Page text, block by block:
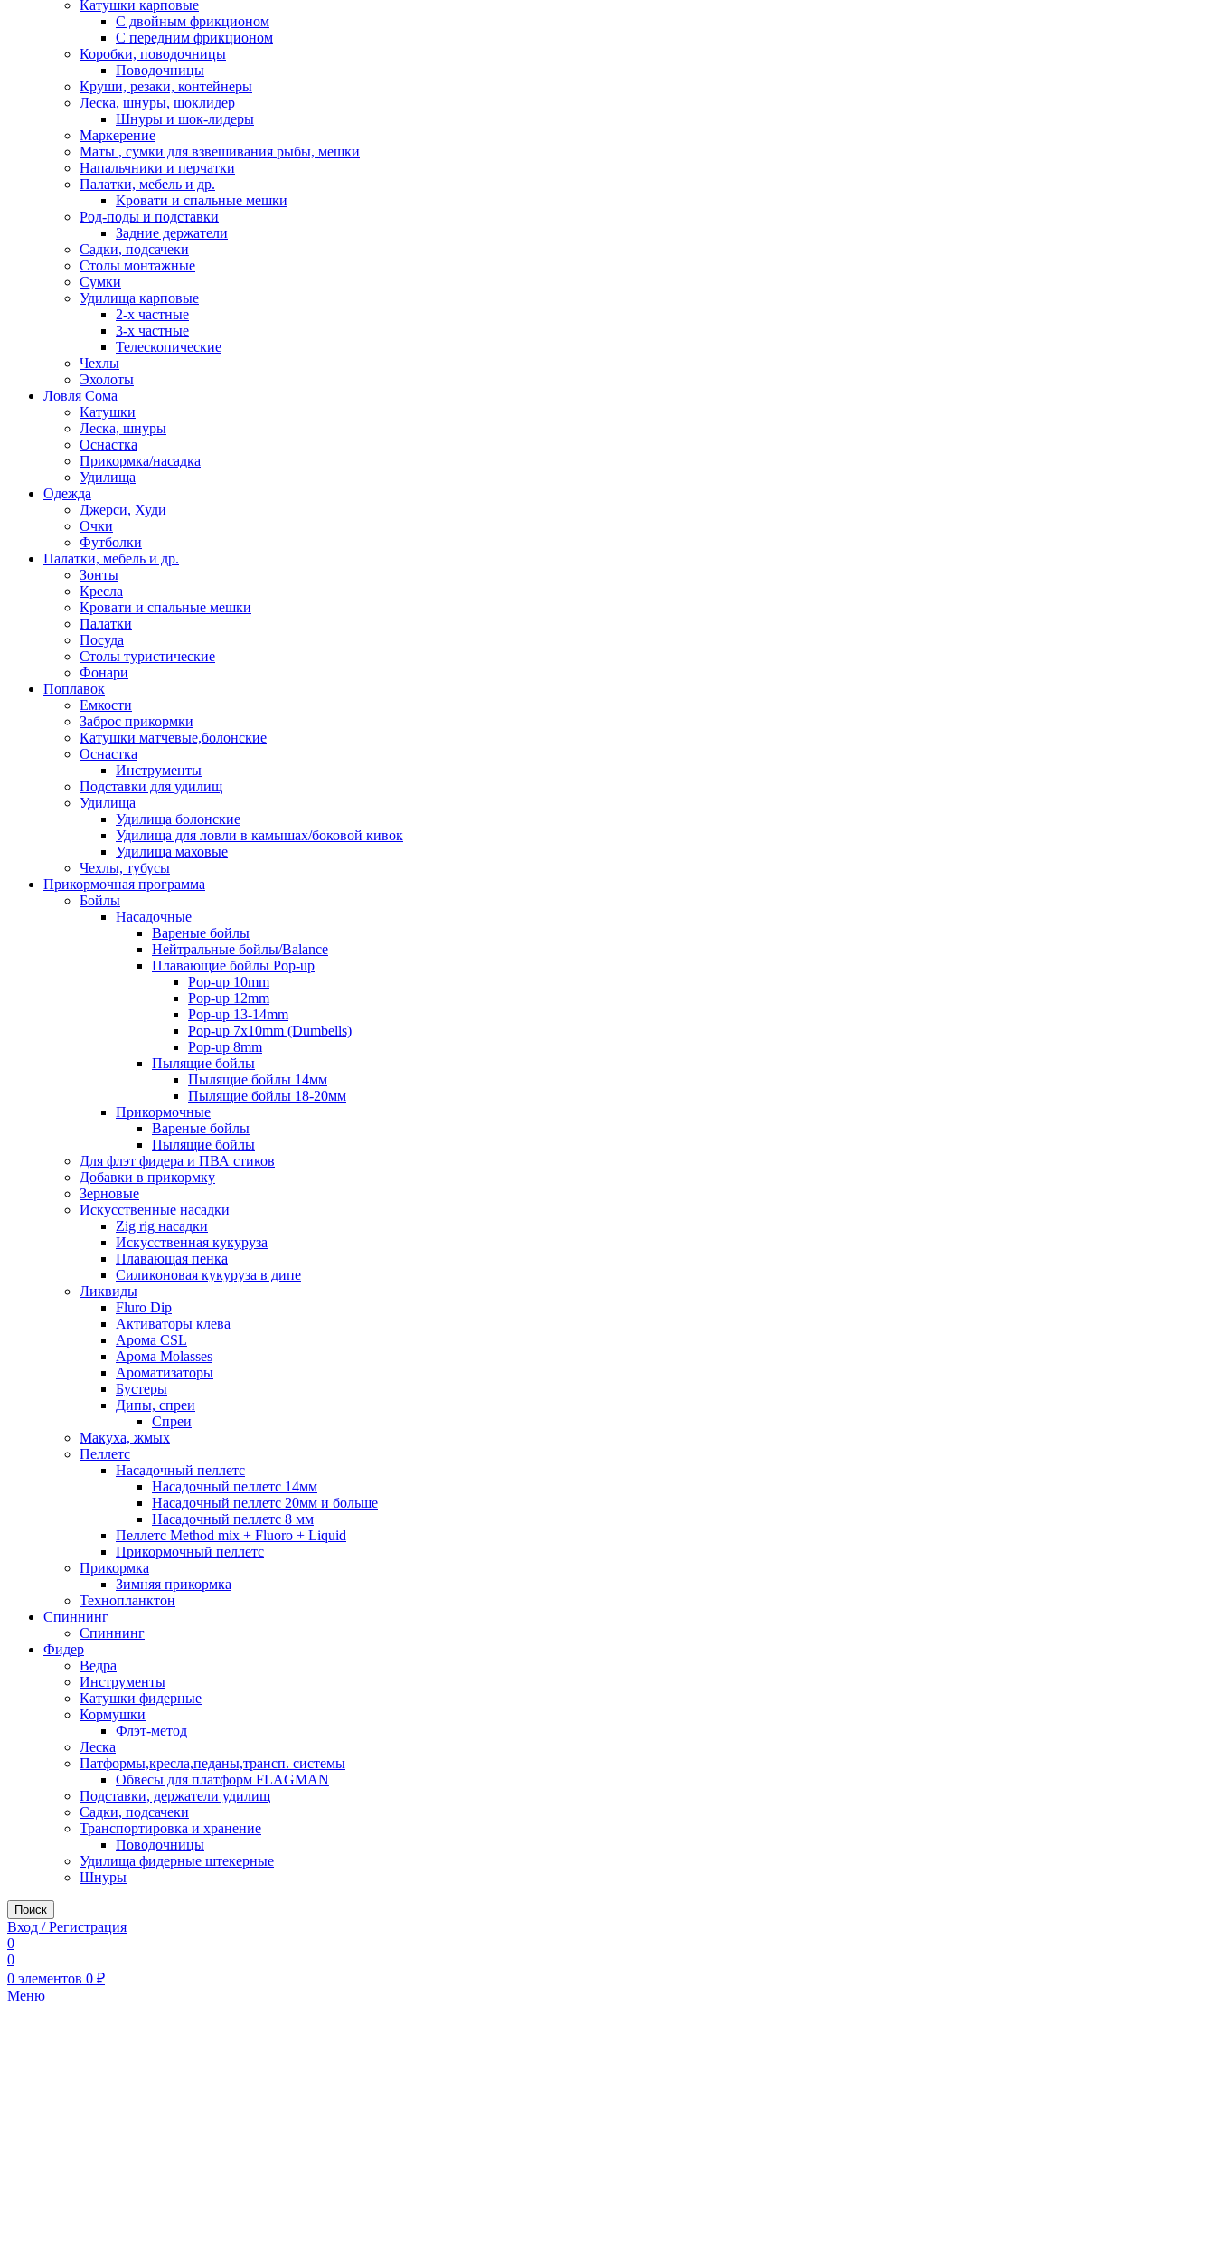
Катушки карповые
С двойным фрикционом
С передним фрикционом
Коробки, поводочницы
Поводочницы
Круши, резаки, контейнеры
Леска, шнуры, шоклидер
Шнуры и шок-лидеры
Маркерение
Маты , сумки для взвешивания рыбы, мешки
Напальчники и перчатки
Палатки, мебель и др.
Кровати и спальные мешки
Род-поды и подставки
Задние держатели
Садки, подсачеки
Столы монтажные
Сумки
Удилища карповые
2-х частные
3-х частные
Телескопические
Чехлы
Эхолоты
Ловля Сома
Катушки
Леска, шнуры
Оснастка
Прикормка/насадка
Удилища
Одежда
Джерси, Худи
Очки
Футболки
Палатки, мебель и др.
Зонты
Кресла
Кровати и спальные мешки
Палатки
Посуда
Столы туристические
Фонари
Поплавок
Емкости
Заброс прикормки
Катушки матчевые,болонские
Оснастка
Инструменты
Подставки для удилищ
Удилища
Удилища болонские
Удилища для ловли в камышах/боковой кивок
Удилища маховые
Чехлы, тубусы
Прикормочная программа
Бойлы
Насадочные
Вареные бойлы
Нейтральные бойлы/Balance
Плавающие бойлы Pop-up
Pop-up 10mm
Pop-up 12mm
Pop-up 13-14mm
Pop-up 7x10mm (Dumbells)
Pop-up 8mm
Пылящие бойлы
Пылящие бойлы 14мм
Пылящие бойлы 18-20мм
Прикормочные
Вареные бойлы
Пылящие бойлы
Для флэт фидера и ПВА стиков
Добавки в прикормку
Зерновые
Искусственные насадки
Zig rig насадки
Искусственная кукуруза
Плавающая пенка
Силиконовая кукуруза в дипе
Ликвиды
Fluro Dip
Активаторы клева
Арома CSL
Арома Molasses
Ароматизаторы
Бустеры
Дипы, спреи
Спреи
Макуха, жмых
Пеллетс
Насадочный пеллетс
Насадочный пеллетс 14мм
Насадочный пеллетс 20мм и больше
Насадочный пеллетс 8 мм
Пеллетс Method mix + Fluoro + Liquid
Прикормочный пеллетс
Прикормка
Зимняя прикормка
Технопланктон
Спиннинг
Спиннинг
Фидер
Ведра
Инструменты
Катушки фидерные
Кормушки
Флэт-метод
Леска
Патформы,кресла,педаны,трансп. системы
Обвесы для платформ FLAGMAN
Подставки, держатели удилищ
Садки, подсачеки
Транспортировка и хранение
Поводочницы
Удилища фидерные штекерные
Шнуры
Поиск
Вход / Регистрация
0
0
0 элементов 0 ₽
Меню